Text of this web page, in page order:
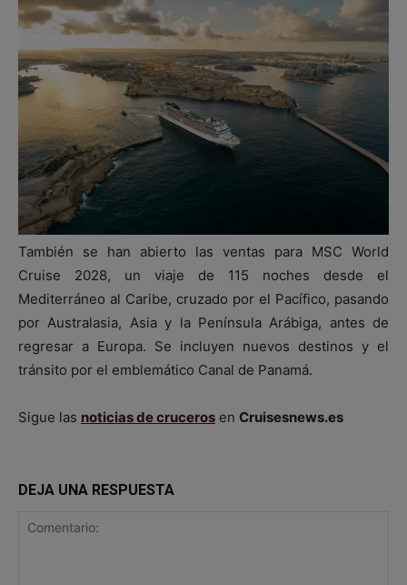
También se han abierto las ventas para MSC World
Cruise 2028, un viaje de 115 noches desde el
Mediterráneo al Caribe, cruzado por el Pacífico, pasando
por Australasia, Asia y la Península Arábiga, antes de
regresar a Europa. Se incluyen nuevos destinos y el
tránsito por el emblemático Canal de Panamá.
Sigue las noticias de cruceros en Cruisesnews.es
DEJA UNA RESPUESTA